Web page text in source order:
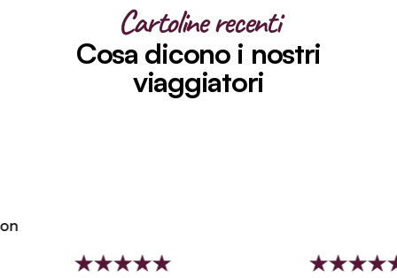
Cartoline recenti
Cosa dicono i nostri
viaggiatori